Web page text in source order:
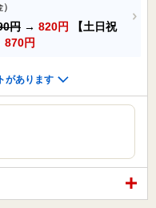
円 → 820円
【土日祝
870円
があります